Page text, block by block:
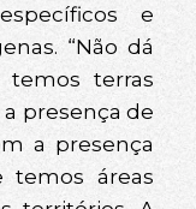
e
“Não dá
terras
presença de
a presença
temos áreas